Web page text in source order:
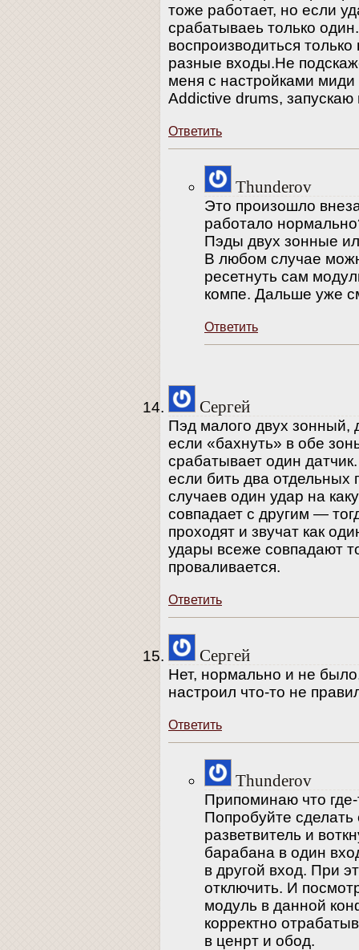
тоже работает, но если
срабатываеь только
воспроизводиться
разные входы.Не
меня с настройками миди
Addictive drums, запускаю
Ответить
Thunderov
Это произошло
работало
Пэды двух зонные
В любом случае
ресетнуть сам
компе. Дальше уже
Ответить
Сергей
Пэд малого двух зонный,
если «бахнуть» в обе
срабатывает один
если бить два отдельных
случаев один удар на
совпадает с другим —
проходят и звучат как
удары всеже совпадают
проваливается.
Ответить
Сергей
Нет, нормально и не
настроил что-то не
Ответить
Thunderov
Припоминаю что
Попробуйте
разветвитель и
барабана в один
в другой вход. При
отключить. И
модуль в данной
корректно
в ценрт и обод.